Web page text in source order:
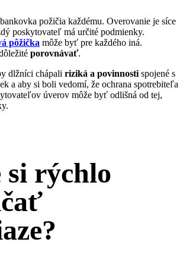
požičia každému. Overovanie je síce
poskytovateľ má určité podmienky.
pôžička môže byť pre každého iná.
porovnávať.
dlžníci chápali riziká a povinnosti spojené s
a aby si boli vedomí, že ochrana spotrebiteľa
úverov môže byť odlišná od tej,
si rýchlo